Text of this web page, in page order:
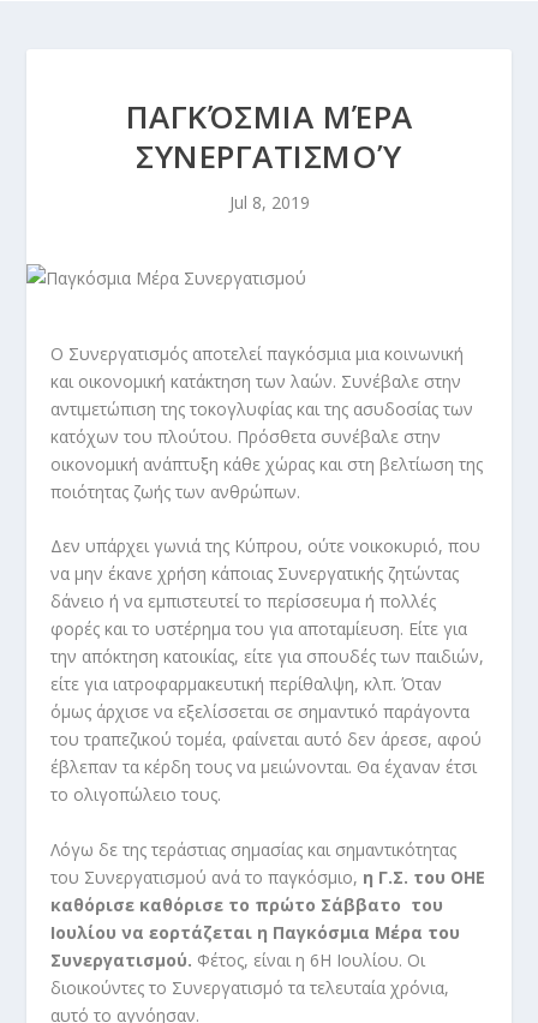
ΠΑΓΚΌΣΜΙΑ ΜΈΡΑ
ΣΥΝΕΡΓΑΤΙΣΜΟΎ
Jul 8, 2019
Ο Συνεργατισμός αποτελεί παγκόσμια μια κοινωνική
και οικονομική κατάκτηση των λαών. Συνέβαλε στην
αντιμετώπιση της τοκογλυφίας και της ασυδοσίας των
κατόχων του πλούτου. Πρόσθετα συνέβαλε στην
οικονομική ανάπτυξη κάθε χώρας και στη βελτίωση της
ποιότητας ζωής των ανθρώπων.
Δεν υπάρχει γωνιά της Κύπρου, ούτε νοικοκυριό, που
να μην έκανε χρήση κάποιας Συνεργατικής ζητώντας
δάνειο ή να εμπιστευτεί το περίσσευμα ή πολλές
φορές και το υστέρημα του για αποταμίευση. Είτε για
την απόκτηση κατοικίας, είτε για σπουδές των παιδιών,
είτε για ιατροφαρμακευτική περίθαλψη, κλπ. Όταν
όμως άρχισε να εξελίσσεται σε σημαντικό παράγοντα
του τραπεζικού τομέα, φαίνεται αυτό δεν άρεσε, αφού
έβλεπαν τα κέρδη τους να μειώνονται. Θα έχαναν έτσι
το ολιγοπώλειο τους.
Λόγω δε της τεράστιας σημασίας και σημαντικότητας
του Συνεργατισμού ανά το παγκόσμιο, η Γ.Σ. του ΟΗΕ
καθόρισε καθόρισε το πρώτο Σάββατο του
Ιουλίου να εορτάζεται η Παγκόσμια Μέρα του
Συνεργατισμού. Φέτος, είναι η 6Η Ιουλίου. Οι
διοικούντες το Συνεργατισμό τα τελευταία χρόνια,
αυτό το αγνόησαν.